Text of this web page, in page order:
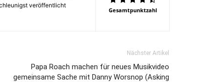
veröffentlicht
Gesamtpunktzahl
Nächster Artikel
Papa Roach machen für neues Musikvideo
gemeinsame Sache mit Danny Worsnop (Asking